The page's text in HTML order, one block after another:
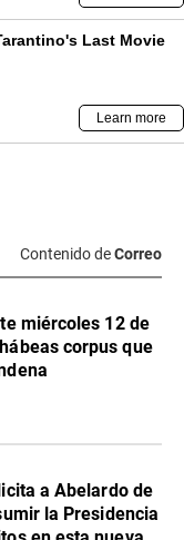
Contenido deCorreo
miércoles 12 de
corpus que
a Abelardo de
la Presidencia